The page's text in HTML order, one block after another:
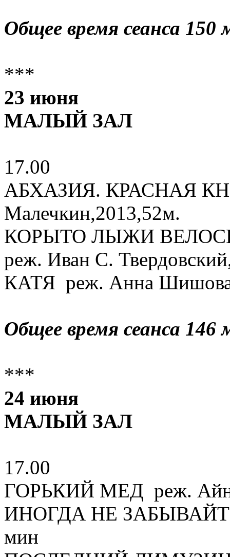
Общее время сеанса 150
***
23 июня
МАЛЫЙ ЗАЛ
17.00
АБХАЗИЯ. КРАСНАЯ
Малечкин,2013,52м.
КОРЫТО ЛЫЖИ
реж. Иван С.
КАТЯ реж. Анна
Общее время сеанса 146
***
24 июня
МАЛЫЙ ЗАЛ
17.00
ГОРЬКИЙ МЕД реж.
ИНОГДА НЕ ЗАБЫВАЙТЕ
мин